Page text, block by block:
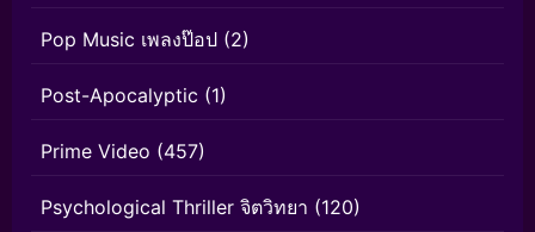
Pop Music เพลงป๊อป (2)
Post-Apocalyptic (1)
Prime Video (457)
Psychological Thriller จิตวิทยา (120)